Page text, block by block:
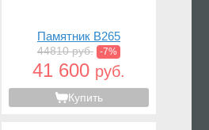
Памятник B265
44810 руб. -7%
41 600 руб.
Купить